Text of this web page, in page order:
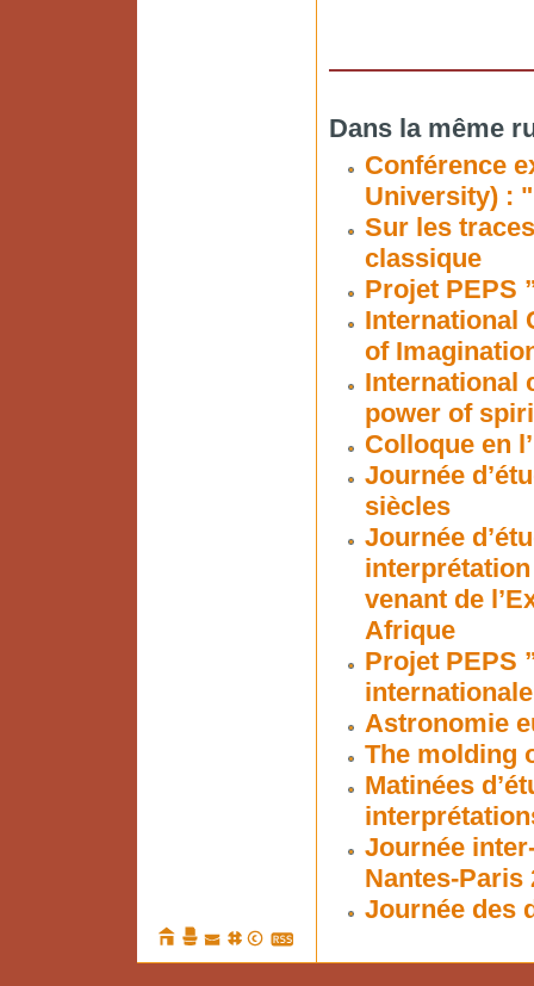
Dans la même
Conférence
University) :
Sur les
classique
Projet PEPS
International
of
International
power of
Colloque en
Journée
siècles
Journée
venant de
Afrique
Projet PEPS
internationale
Astronomie
The molding
Matinées
Journée
Nantes-Paris
Journée des